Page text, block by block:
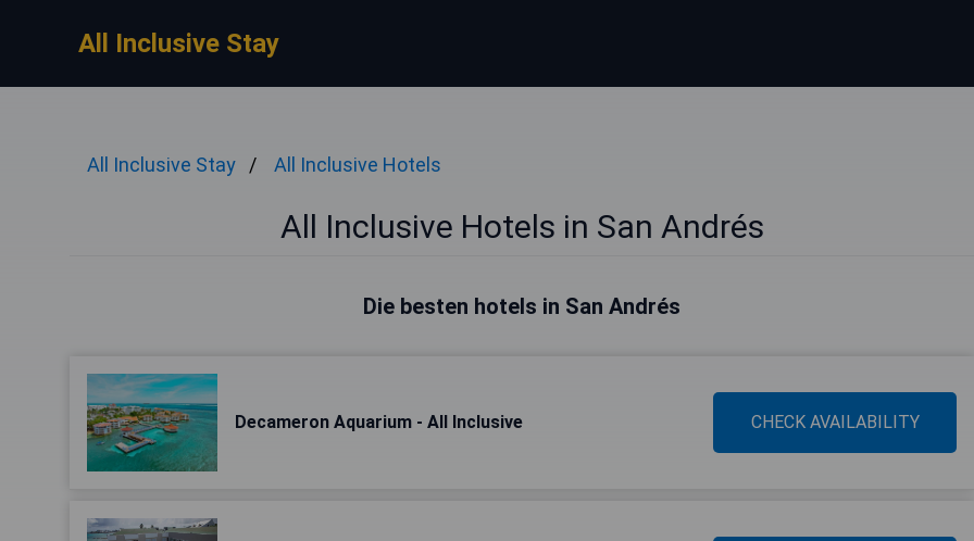
All Inclusive Stay
All Inclusive Stay All Inclusive Hotels
All Inclusive Hotels in San Andrés
Die besten hotels in San Andrés
Decameron Aquarium - All Inclusive CHECK AVAILABILITY